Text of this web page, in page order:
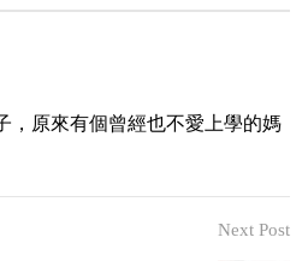
，原來有個曾經也不愛上學的媽
Next Post